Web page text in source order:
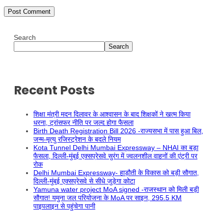
Search
Search
Recent Posts
शिक्षा मंत्री मदन दिलावर के आश्वासन के बाद शिक्षकों ने खत्म किया
धरना, ट्रांसफर नीति पर जल्द होगा फैसला
Birth Death Registration Bill 2026 -राज्यसभा में पास हुआ बिल,
जन्म-मृत्यु रजिस्ट्रेशन के बदले नियम
Kota Tunnel Delhi Mumbai Expressway – NHAI का बड़ा
फैसला, दिल्ली-मुंबई एक्सप्रेसवे सुरंग में ज्वलनशील वाहनों की एंट्री पर
रोक
Delhi Mumbai Expressway- हाड़ौती के विकास को बड़ी सौगात,
दिल्ली-मुंबई एक्सप्रेसवे से सीधे जुड़ेगा कोटा
Yamuna water project MoA signed -राजस्थान को मिली बड़ी
सौगात! यमुना जल परियोजना के MoA पर साइन, 295.5 KM
पाइपलाइन से पहुंचेगा पानी